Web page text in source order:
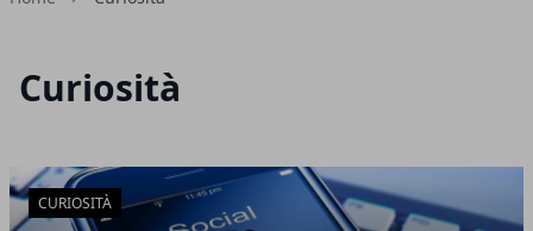
Curiosità
Articoli in Evidenza
CURIOSITÀ